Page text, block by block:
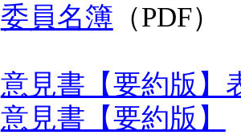
委員名簿 （PDF）
意見書【要約版】
意見書【要約版】